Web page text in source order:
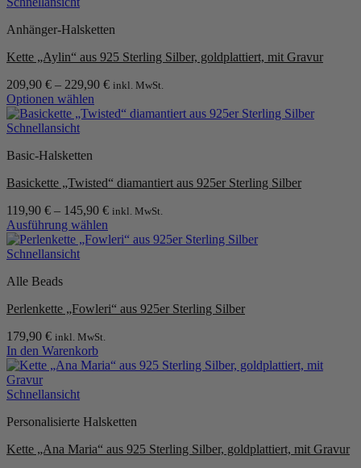
Anhänger-Halsketten
Kette „Aylin“ aus 925 Sterling Silber, goldplattiert, mit Gravur
209,90 € – 229,90 € inkl. MwSt.
Optionen wählen
Dieses
Produkt
mehrere
auf.
Optionen
können
auf
der
gewählt
werden
Schnellansicht
Basic-Halsketten
Basickette „Twisted“ diamantiert aus 925er Sterling Silber
119,90 € – 145,90 € inkl. MwSt.
Ausführung wählen
Dieses
Produkt
mehrere
auf.
Optionen
können
auf
der
Produktseite
werden
Schnellansicht
Alle Beads
Perlenkette „Fowleri“ aus 925er Sterling Silber
179,90 € inkl. MwSt.
In den Warenkorb
Schnellansicht
Personalisierte Halsketten
Kette „Ana Maria“ aus 925 Sterling Silber, goldplattiert, mit Gravur